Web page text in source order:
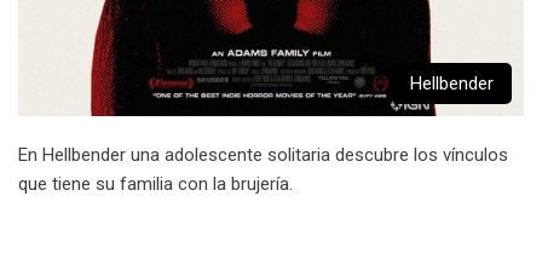
Hellbender
En Hellbender una adolescente solitaria descubre los vínculos
que tiene su familia con la brujería.